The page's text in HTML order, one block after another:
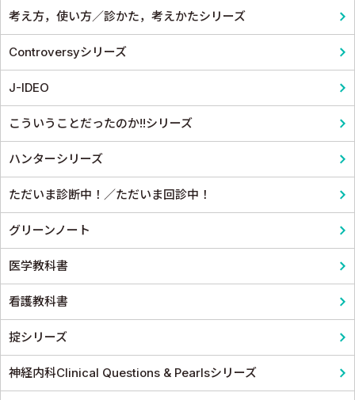
産婦人科
考え方，使い方／診かた，考えかたシリーズ
Controversyシリーズ
J-IDEO
こういうことだったのか!!シリーズ
ハンターシリーズ
ただいま診断中！／ただいま回診中！
グリーンノート
医学教科書
看護教科書
掟シリーズ
神経内科Clinical Questions & Pearlsシリーズ